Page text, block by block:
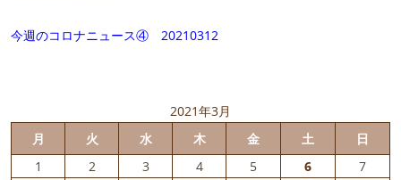
今週のコロナニュース④ 20210312
2021年3月
月
火 水 木 金 土
日
1
2 3 4 5 6
7